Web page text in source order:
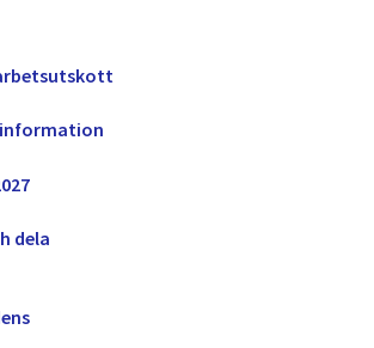
information
dela